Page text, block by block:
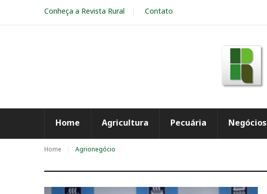
i
e
Conheça a Revista Rural Contato
Home Agricultura Pecuária Negócios
Home Agrionegócio